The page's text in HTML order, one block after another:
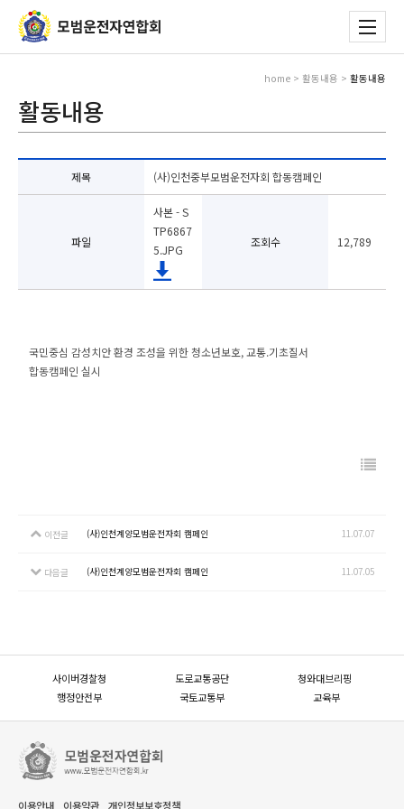
활동내용
home > 활동내용 > 활동내용
제목 (사)인천중부모범운전자회 합동캠페인
파일
사본 - S
TP6867
5.JPG
조회수 12,789
국민중심 감성치안 환경 조성을 위한 청소년보호, 교통.기초질서
합동캠페인 실시
이전글 (사)인천계양모범운전자회 캠페인 11.07.07
다음글 (사)인천계양모범운전자회 캠페인 11.07.05
사이버경찰청 도로교통공단
청와대브리핑
행정안전부
국토교통부 교육부
이용안내 이용약관 개인정보보호정책